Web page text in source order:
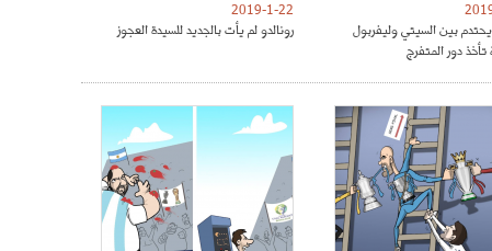
بين السيتي وليفربول
تأخذ دور المتفرج
2019-1-22
رونالدو لم يأت بالجديد للسيدة العجوز